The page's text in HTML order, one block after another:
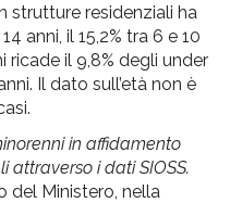
strutture residenziali ha
anni, il 15,2% tra 6 e 10
ricade il 9,8% degli under
Il dato sull’età non è
in affidamento
attraverso i dati SIOSS.
del Ministero, nella